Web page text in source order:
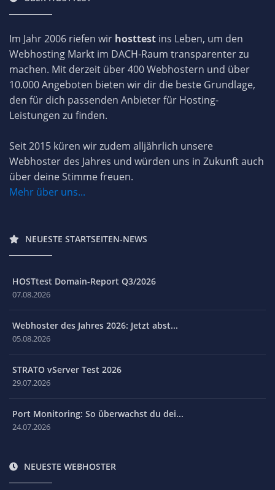
Im Jahr 2006 riefen wir hosttest ins Leben, um den
Webhosting Markt im DACH-Raum transparenter zu
machen. Mit derzeit über 400 Webhostern und über
10.000 Angeboten bieten wir dir die beste Grundlage,
den für dich passenden Anbieter für Hosting-
Leistungen zu finden.
Seit 2015 küren wir zudem alljährlich unsere
Webhoster des Jahres und würden uns in Zukunft auch
über deine Stimme freuen.
Mehr über uns...
NEUESTE STARTSEITEN-NEWS
HOSTtest Domain-Report Q3/2026
07.08.2026
Webhoster des Jahres 2026: Jetzt abst...
05.08.2026
STRATO vServer Test 2026
29.07.2026
Port Monitoring: So überwachst du dei...
24.07.2026
NEUESTE WEBHOSTER